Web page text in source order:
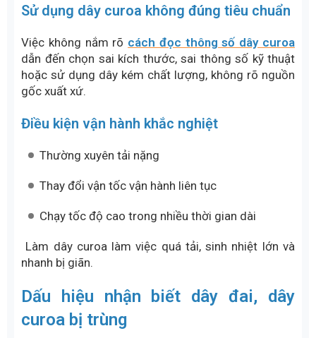
Sử dụng dây curoa không đúng tiêu chuẩn
Việc không nắm rõ cách đọc thông số dây curoa
dẫn đến chọn sai kích thước, sai thông số kỹ thuật
hoặc sử dụng dây kém chất lượng, không rõ nguồn
gốc xuất xứ.
Điều kiện vận hành khắc nghiệt
Thường xuyên tải nặng
Thay đổi vận tốc vận hành liên tục
Chạy tốc độ cao trong nhiều thời gian dài
Làm dây curoa làm việc quá tải, sinh nhiệt lớn và
nhanh bị giãn.
Dấu hiệu nhận biết dây đai, dây
curoa bị trùng